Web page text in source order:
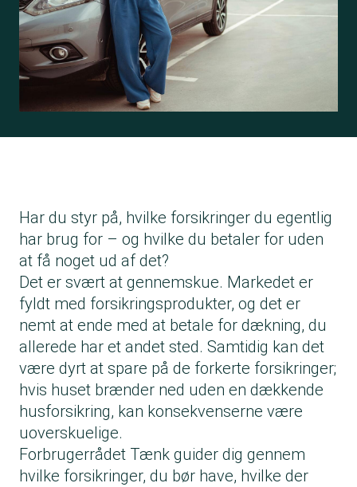
Har du styr på, hvilke forsikringer du egentlig
har brug for – og hvilke du betaler for uden
at få noget ud af det?
Det er svært at gennemskue. Markedet er
fyldt med forsikringsprodukter, og det er
nemt at ende med at betale for dækning, du
allerede har et andet sted. Samtidig kan det
være dyrt at spare på de forkerte forsikringer;
hvis huset brænder ned uden en dækkende
husforsikring, kan konsekvenserne være
uoverskuelige.
Forbrugerrådet Tænk guider dig gennem
hvilke forsikringer, du bør have, hvilke der